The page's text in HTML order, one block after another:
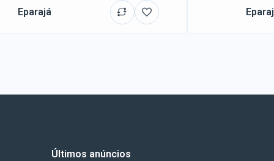
Eparajá
Últimos anúncios